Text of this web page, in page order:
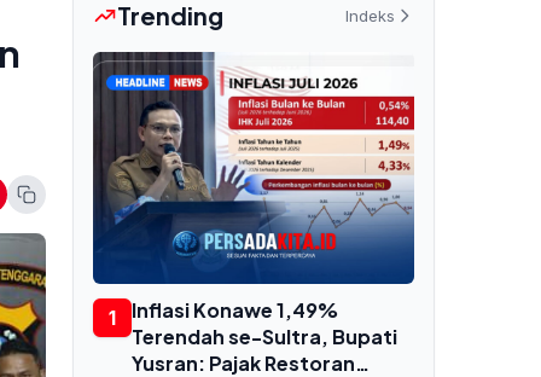
Trending Indeks
1
Inflasi Konawe 1,49%
Terendah se-Sultra, Bupati
Yusran: Pajak Restoran